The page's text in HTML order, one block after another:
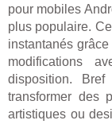
pour mobiles
plus populaire.
instantanés
modifications
disposition.
transformer des
artistiques ou